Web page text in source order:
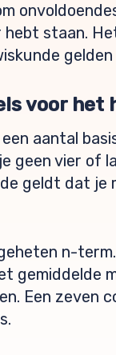
hebt staan.
voor het
aantal
geen vier of
geldt dat je
n-
Een zeven